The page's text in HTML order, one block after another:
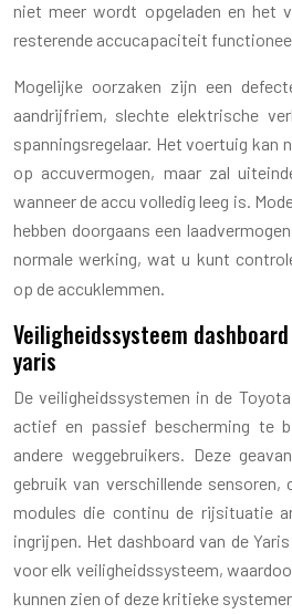
niet meer wordt opgeladen en het
resterende accucapaciteit
Mogelijke oorzaken zijn een
aandrijfriem, slechte elektrische
spanningsregelaar. Het voertuig kan
op accuvermogen, maar zal
wanneer de accu volledig leeg is.
hebben doorgaans een
normale werking, wat u kunt
op de accuklemmen.
Veiligheidssysteem
yaris
De veiligheidssystemen in de
actief en passief bescherming te
andere weggebruikers. Deze
gebruik van verschillende sensoren,
modules die continu de rijsituatie
ingrijpen. Het dashboard van de
voor elk veiligheidssysteem,
kunnen zien of deze kritieke